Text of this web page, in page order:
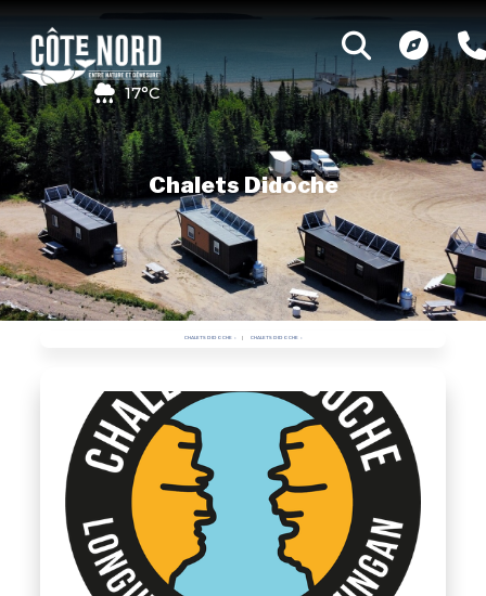
17°C
Chalets Didoche
CHALETS DIDOCHE CHALETS DIDOCHE